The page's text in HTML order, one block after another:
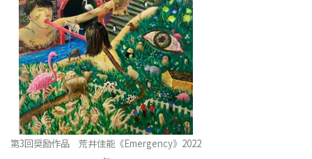
第3回奨励作品 荒井佳能《Emergency》2022